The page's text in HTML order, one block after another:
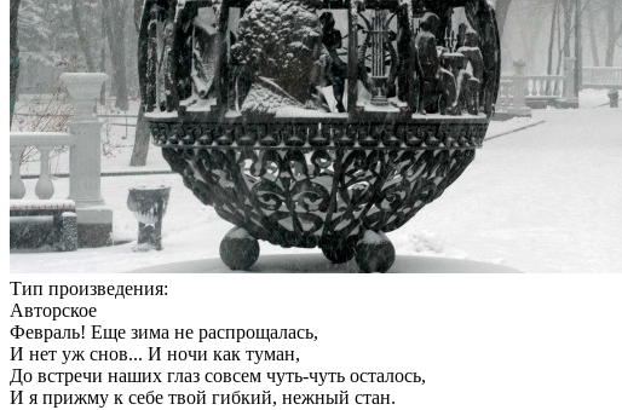
Тип произведения:
Авторское
Февраль! Еще зима не распрощалась,
И нет уж снов... И ночи как туман,
До встречи наших глаз совсем чуть-чуть осталось,
И я прижму к себе твой гибкий, нежный стан.